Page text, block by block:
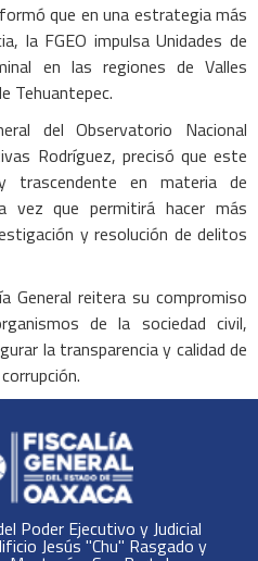
que en una estrategia más
la FGEO impulsa Unidades de
en las regiones de Valles
Tehuantepec.
del Observatorio Nacional
Rodríguez, precisó que este
trascendente en materia de
vez que permitirá hacer más
y resolución de delitos
General reitera su compromiso
de la sociedad civil,
la transparencia y calidad de
Poder Ejecutivo y Judicial
Jesús "Chu" Rasgado y